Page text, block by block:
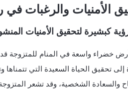
الأمنيات والرغبات
خضراء واسعة في المنام للمتزوجة
إلى تحقيق الحياة السعيدة التي تتمناها
والسعادة الشخصية، وقد تشعر